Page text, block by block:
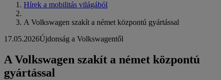
Hírek a mobilitás világából
A Volkswagen szakít a német központú gyártással
17.05.2026Újdonság a Volkswagentől
A Volkswagen szakít a német központú
gyártással